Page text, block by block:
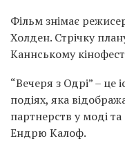
Фільм знімає
Холден. Стрічку
Каннському
“Вечеря з Одрі” – це
подіях, яка
партнерств у моді
Ендрю Калоф.